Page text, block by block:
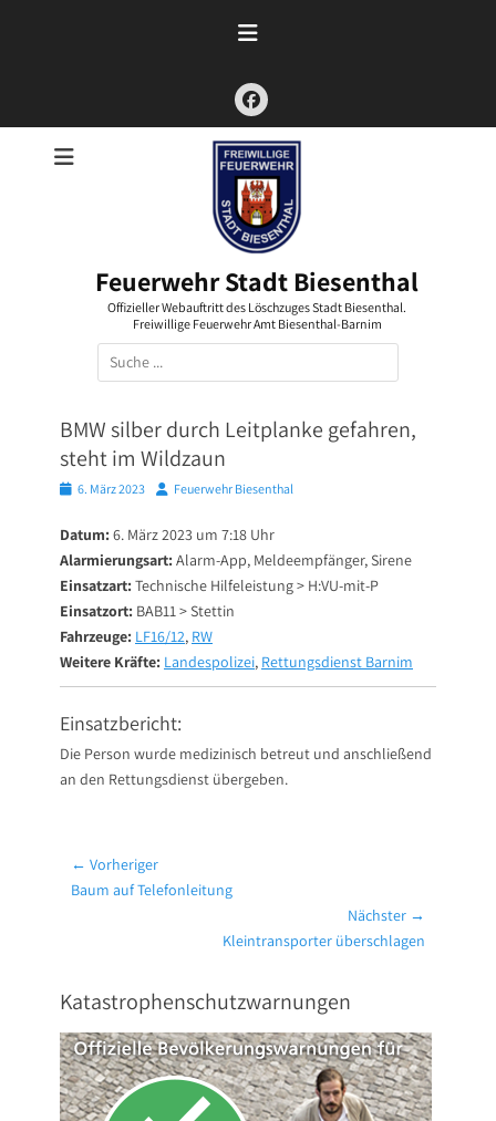
Facebook
Feuerwehr Stadt Biesenthal
Offizieller Webauftritt des Löschzuges Stadt Biesenthal.
Freiwillige Feuerwehr Amt Biesenthal-Barnim
Suchen
nach:
BMW silber durch Leitplanke gefahren,
steht im Wildzaun
Posted6. März 2023 AutorFeuerwehr Biesenthal
Datum: 6. März 2023 um 7:18 Uhr
Alarmierungsart: Alarm-App, Meldeempfänger, Sirene
Einsatzart: Technische Hilfeleistung > H:VU-mit-P
Einsatzort: BAB11 > Stettin
Fahrzeuge: LF16/12, RW
Weitere Kräfte: Landespolizei, Rettungsdienst Barnim
Einsatzbericht:
Die Person wurde medizinisch betreut und anschließend
an den Rettungsdienst übergeben.
Beitragsnavigation
← Vorheriger
Vorheriger
Baum auf Telefonleitung
Nächster →
Kleintransporter überschlagen
Katastrophenschutzwarnungen